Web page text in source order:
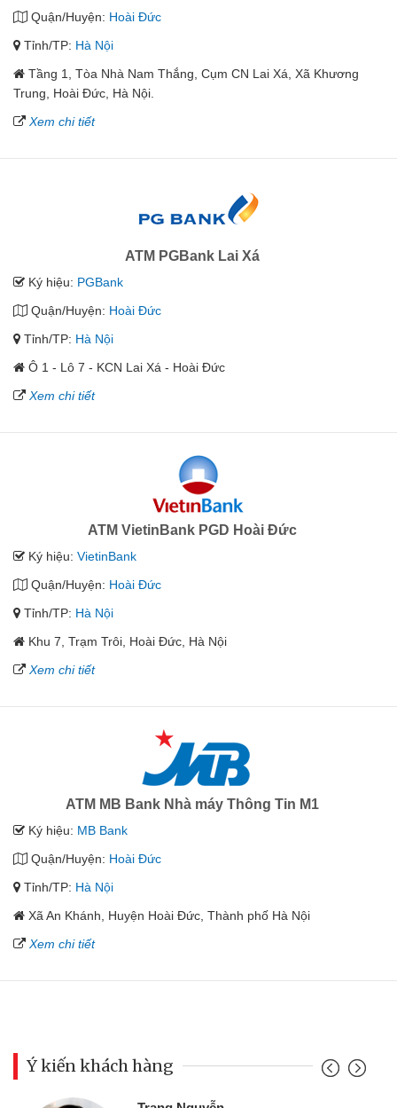
Quận/Huyện: Hoài Đức
Tỉnh/TP: Hà Nội
Tầng 1, Tòa Nhà Nam Thắng, Cụm CN Lai Xá, Xã Khương
Trung, Hoài Đức, Hà Nội.
Xem chi tiết
ATM PGBank Lai Xá
Ký hiệu: PGBank
Quận/Huyện: Hoài Đức
Tỉnh/TP: Hà Nội
Ô 1 - Lô 7 - KCN Lai Xá - Hoài Đức
Xem chi tiết
ATM VietinBank PGD Hoài Đức
Ký hiệu: VietinBank
Quận/Huyện: Hoài Đức
Tỉnh/TP: Hà Nội
Khu 7, Trạm Trôi, Hoài Đức, Hà Nội
Xem chi tiết
ATM MB Bank Nhà máy Thông Tin M1
Ký hiệu: MB Bank
Quận/Huyện: Hoài Đức
Tỉnh/TP: Hà Nội
Xã An Khánh, Huyện Hoài Đức, Thành phố Hà Nội
Xem chi tiết
Ý kiến khách hàng